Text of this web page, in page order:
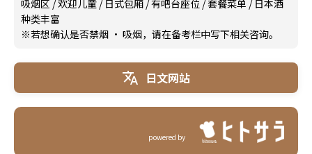
吸烟区 /欢迎儿童 / 日式包厢 /有吧台座位 /套餐菜单 / 日本酒
种类丰富
※若想确认是否禁烟 · 吸烟，请在备考栏中写下相关咨询。
日文网站
powered by